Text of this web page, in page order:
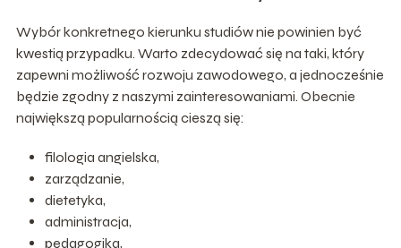
Wybór konkretnego kierunku studiów nie powinien być
kwestią przypadku. Warto zdecydować się na taki, który
zapewni możliwość rozwoju zawodowego, a jednocześnie
będzie zgodny z naszymi zainteresowaniami. Obecnie
największą popularnością cieszą się:
filologia angielska,
zarządzanie,
dietetyka,
administracja,
pedagogika,